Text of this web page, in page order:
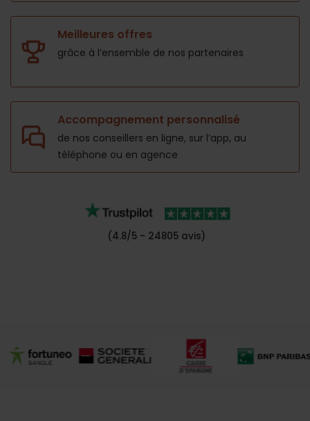
Meilleures offres
grâce à l’ensemble de nos partenaires
Accompagnement personnalisé
de nos conseillers en ligne, sur l’app, au
téléphone ou en agence
(4.8/5 - 24805 avis)